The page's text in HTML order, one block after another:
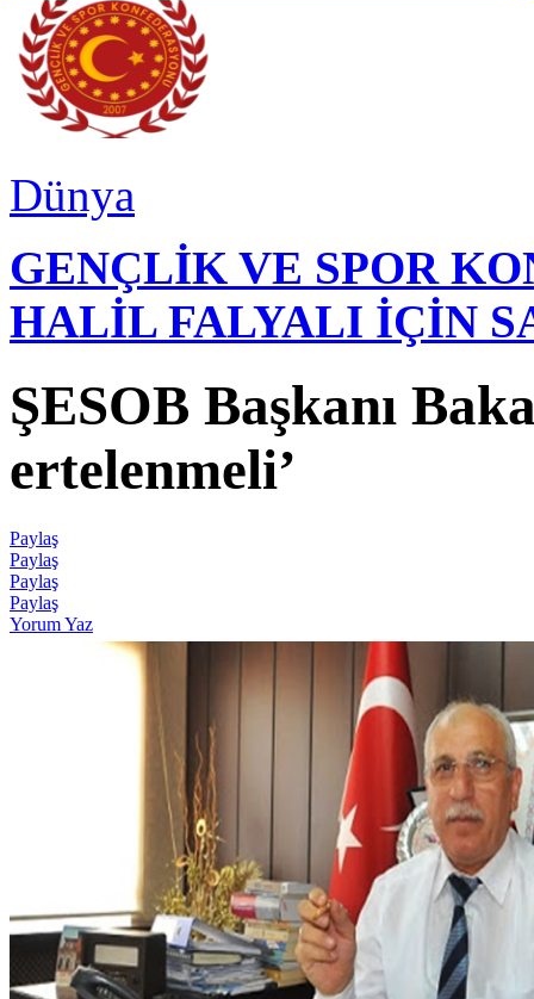
Dünya
GENÇLİK VE SPOR
HALİL FALYALI İÇİN
ŞESOB Başkanı
ertelenmeli’
Paylaş
Paylaş
Paylaş
Paylaş
Yorum Yaz